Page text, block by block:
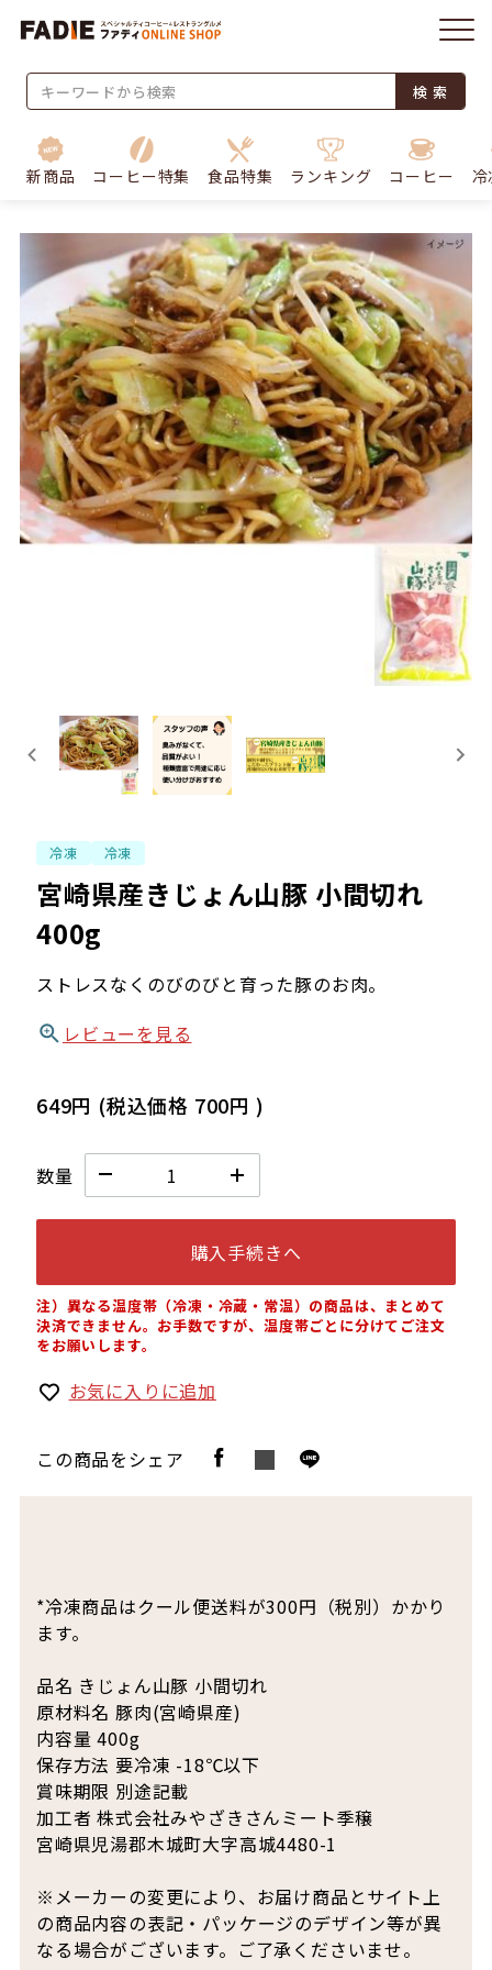
検 索
新商品 コーヒー特集 食品特集 ランキング コーヒー
宮崎県産きじょん山豚 小間切れ
400g
ストレスなくのびのびと育った豚のお肉。
レビューを見る
649円 (税込価格 700円 )
数量
購入手続きへ
注）異なる温度帯（冷凍・冷蔵・常温）の商品は、まとめて
決済できません。お手数ですが、温度帯ごとに分けてご注文
をお願いします。
お気に入りに追加
この商品をシェア
冷凍 冷凍
*冷凍商品はクール便送料が300円（税別）かかり
ます。
品名 きじょん山豚 小間切れ
原材料名 豚肉(宮崎県産)
内容量 400g
保存方法 要冷凍 -18℃以下
賞味期限 別途記載
加工者 株式会社みやざきさんミート季穣
宮崎県児湯郡木城町大字高城4480-1
※メーカーの変更により、お届け商品とサイト上
の商品内容の表記・パッケージのデザイン等が異
なる場合がございます。ご了承くださいませ。